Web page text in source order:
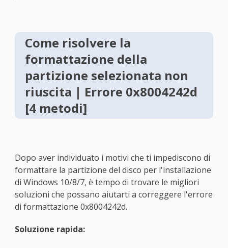
Come risolvere la
formattazione della
partizione selezionata non
riuscita | Errore 0x8004242d
[4 metodi]
Dopo aver individuato i motivi che ti impediscono di
formattare la partizione del disco per l'installazione
di Windows 10/8/7, è tempo di trovare le migliori
soluzioni che possano aiutarti a correggere l'errore
di formattazione 0x8004242d.
Soluzione rapida: